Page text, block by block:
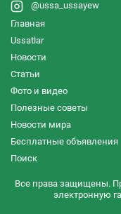
@ussa_ussayew
Главная
Ussatlar
Новости
Статьи
Фото и видео
Полезные советы
Новости мира
Бесплатные объявления
Поиск
Все права защищены.
электронную